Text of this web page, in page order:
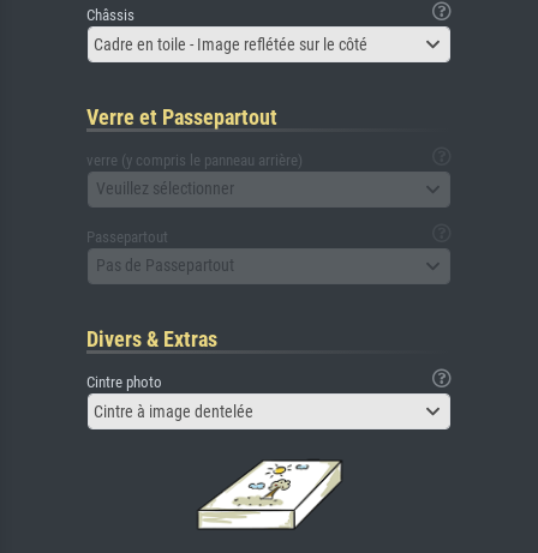
Châssis
Cadre en toile - Image reflétée sur le côté
Verre et Passepartout
verre (y compris le panneau arrière)
Veuillez sélectionner
Passepartout
Pas de Passepartout
Divers & Extras
Cintre photo
Cintre à image dentelée